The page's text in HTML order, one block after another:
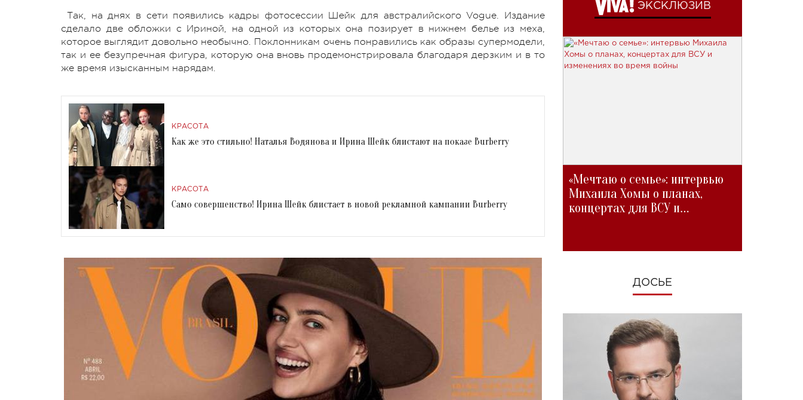
Так, на днях в сети появились кадры фотосессии Шейк для австралийского Vogue. Издание
сделало две обложки с Ириной, на одной из которых она позирует в нижнем белье из меха,
которое выглядит довольно необычно. Поклонникам очень понравились как образы супермодели,
так и ее безупречная фигура, которую она вновь продемонстрировала благодаря дерзким и в то
же время изысканным нарядам.
КРАСОТА
Как же это стильно! Наталья Водянова и Ирина Шейк блистают на показе Burberry
КРАСОТА
Само совершенство! Ирина Шейк блистает в новой рекламной кампании Burberry
ЭКСКЛЮЗИВ
«Мечтаю о семье»: интервью
Михаила Хомы о планах,
концертах для ВСУ и
ДОСЬЕ